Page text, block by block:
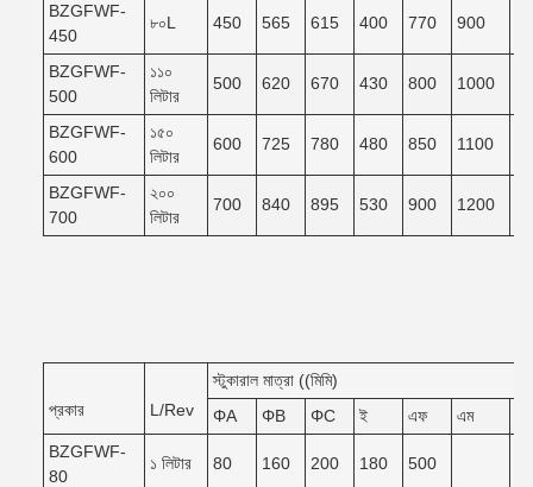
BZGFWF-
450
৮০L 450 565 615 400 770 900
BZGFWF-
500
১১০
লিটার
500 620 670 430 800 1000
BZGFWF-
600
১৫০
লিটার
600 725 780 480 850 1100
BZGFWF-
700
২০০
লিটার
700 840 895 530 900 1200
প্রকার L/Rev
স্টুকারাল মাত্রা ((মিমি)
ΦA
ΦB ΦC ই এফ এম
BZGFWF-
80
১ লিটার 80 160 200 180 500